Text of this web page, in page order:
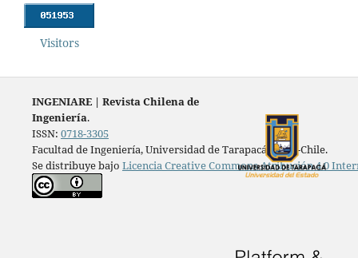
Visitors
INGENIARE | Revista Chilena de
Ingeniería.
ISSN: 0718-3305
Facultad de Ingeniería, Universidad de Tarapacá, Arica-Chile.
Se distribuye bajo Licencia Creative Commons Atribución 4.0